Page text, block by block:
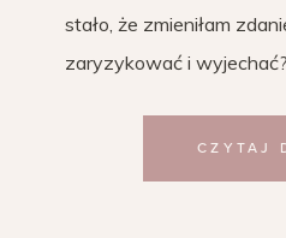
stało, że zmieniłam
zaryzykować i wyjechać?
CZYTAJ